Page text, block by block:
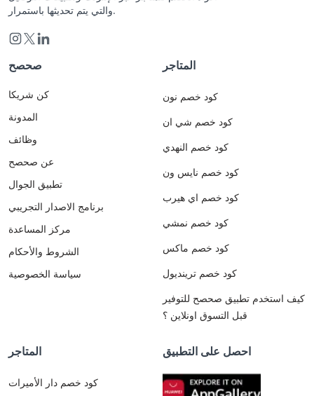
والتي يتم تحديثها باستمرار.
صحصح
كن شريكا
المدونة
وظائف
عن صحصح
تطبيق الجوال
برنامج الاصدار التجريبي
مركز المساعدة
الشروط والأحكام
سياسة الخصوصية
المتاجر
كود خصم نون
كود خصم شي ان
كود خصم النهدي
كود خصم نايس ون
كود خصم اي هيرب
كود خصم نمشي
كود خصم ماكس
كود خصم ترينديول
كيف استخدم تطبيق صحصح للتوفير
قبل التسوق اونلاين ؟
المتاجر
كود خصم دار الأميرات
احصل على التطبيق